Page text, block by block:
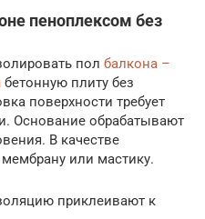
пеноплексом без
пол балкона –
бетонную плиту без
поверхности требует
Основание обрабатывают
В качестве
или мастику.
приклеивают к